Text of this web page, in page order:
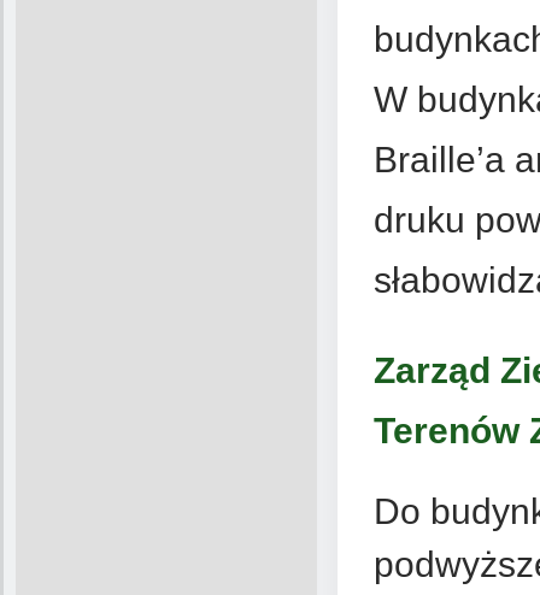
W
Braille’a
druku
Zarząd
Terenów
Do